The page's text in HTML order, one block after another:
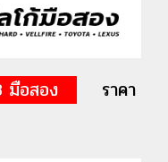
มือสอง
ราคา